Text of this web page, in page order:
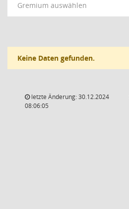
Gremium auswählen
Keine Daten gefunden.
letzte Änderung: 30.12.2024
08:06:05